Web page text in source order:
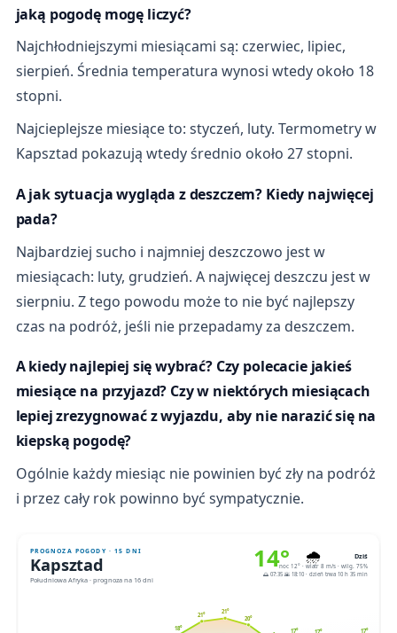
jaką pogodę mogę liczyć?
Najchłodniejszymi miesiącami są: czerwiec, lipiec,
sierpień. Średnia temperatura wynosi wtedy około 18
stopni.
Najcieplejsze miesiące to: styczeń, luty. Termometry w
Kapsztad pokazują wtedy średnio około 27 stopni.
A jak sytuacja wygląda z deszczem? Kiedy najwięcej
pada?
Najbardziej sucho i najmniej deszczowo jest w
miesiącach: luty, grudzień. A najwięcej deszczu jest w
sierpniu. Z tego powodu może to nie być najlepszy
czas na podróż, jeśli nie przepadamy za deszczem.
A kiedy najlepiej się wybrać? Czy polecacie jakieś
miesiące na przyjazd? Czy w niektórych miesiącach
lepiej zrezygnować z wyjazdu, aby nie narazić się na
kiepską pogodę?
Ogólnie każdy miesiąc nie powinien być zły na podróż
i przez cały rok powinno być sympatycznie.